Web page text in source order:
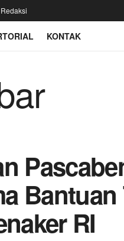
KONTAK
RI